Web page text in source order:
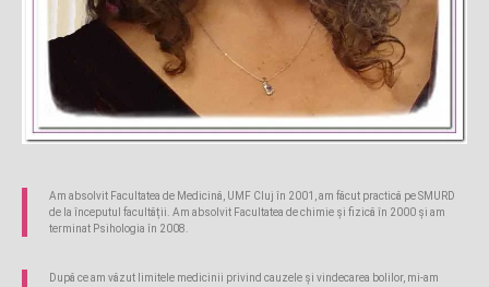
Am absolvit Facultatea de Medicină, UMF Cluj în 2001, am făcut practică pe SMURD
de la începutul facultății. Am absolvit Facultatea de chimie și fizică în 2000 și am
terminat Psihologia în 2008.
După ce am văzut limitele medicinii privind cauzele și vindecarea bolilor, mi-am